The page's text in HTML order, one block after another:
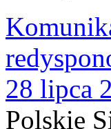
28 lipca
Polskie